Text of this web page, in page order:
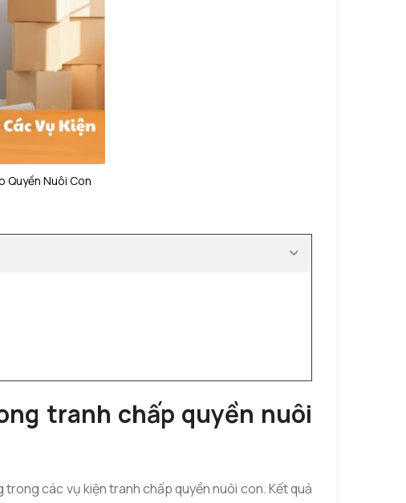
Quyền Nuôi Con
tranh chấp quyền nuôi
các vụ kiện tranh chấp quyền nuôi con. Kết quả